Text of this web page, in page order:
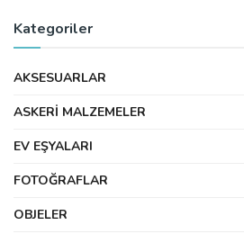
Kategoriler
AKSESUARLAR
ASKERI MALZEMELER
EV EŞYALARI
FOTOĞRAFLAR
OBJELER